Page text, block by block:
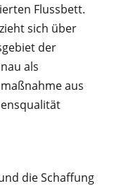
Flussbett.
sich über
der
als
aus
die Schaffung